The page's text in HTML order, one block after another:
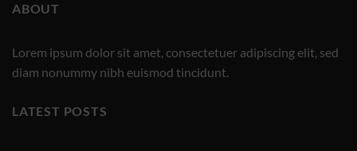
ABOUT
Lorem ipsum dolor sit amet, consectetuer adipiscing elit, sed
diam nonummy nibh euismod tincidunt.
LATEST POSTS